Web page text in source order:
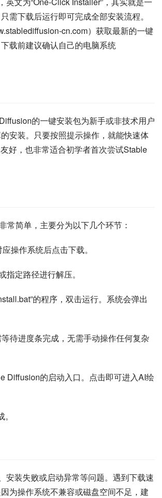
需下载后运行即可完成全部安装流程。
cn.com）获取最新的一键
载前建议确认自己的电脑系统
的一键安装包为新手或非技术用户
安装。只要按照提示操作，就能快速体
好，也非常适合初学者首次尝试Stable
常简单，主要分为以下几个环节：
操作系统后点击下载。
定路径进行解压。
的程序，双击运行。系统会弹出
待进度条完成，无需手动操作任何复杂
Diffusion的启动入口。点击即可进入AI绘
安装失败或启动异常等问题。遇到下载速
为操作系统不兼容或磁盘空间不足，建